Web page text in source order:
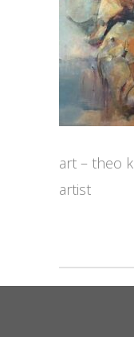
art – theo
artist